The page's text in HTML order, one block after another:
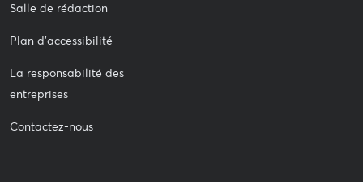
Salle de rédaction
Plan d'accessibilité
La responsabilité des
entreprises
Contactez-nous